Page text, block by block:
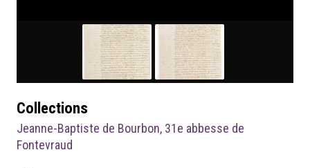
Collections
Jeanne-Baptiste de Bourbon, 31e abbesse de
Fontevraud